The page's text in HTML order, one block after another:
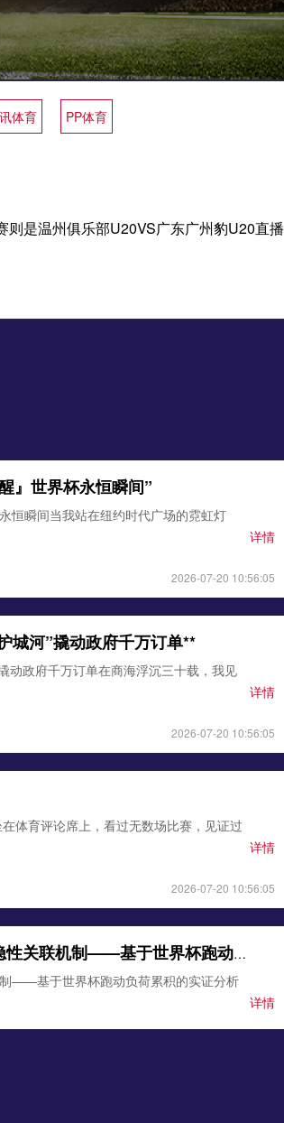
体育 PP体育
是温州俱乐部U20VS广东广州豹U20直播
』世界杯永恒瞬间”
恒瞬间当我站在纽约时代广场的霓虹灯
详情
2026-07-20 10:56:05
城河”撬动政府千万订单**
动政府千万订单在商海浮沉三十载，我见
详情
2026-07-20 10:56:05
体育评论席上，看过无数场比赛，见证过
详情
2026-07-20 10:56:05
边裁体能衰减临界点与越位误判的隐性关联机制——基于世界杯跑动负荷累积的实证分析
——基于世界杯跑动负荷累积的实证分析
详情